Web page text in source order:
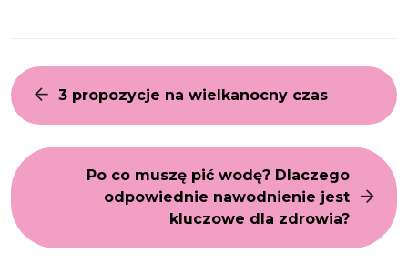
3 propozycje na wielkanocny czas
Po co muszę pić wodę? Dlaczego
odpowiednie nawodnienie jest
kluczowe dla zdrowia?